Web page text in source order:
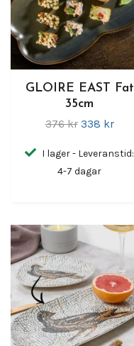
GLOIRE EAST Fat
35cm
376 kr 338 kr
I lager - Leveranstid:
4-7 dagar